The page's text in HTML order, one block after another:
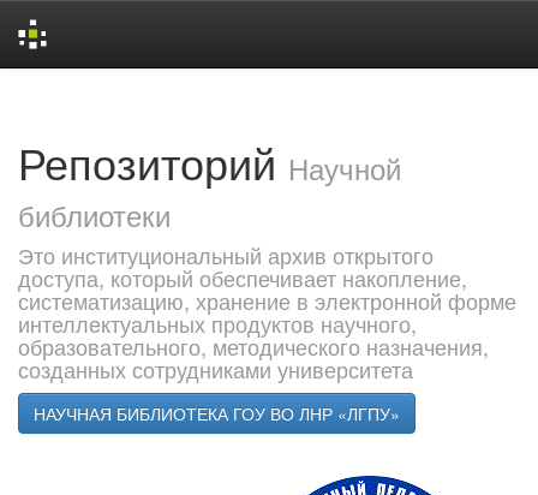
Репозиторий Научной
библиотеки
Это институциональный архив открытого
доступа, который обеспечивает накопление,
систематизацию, хранение в электронной форме
интеллектуальных продуктов научного,
образовательного, методического назначения,
созданных сотрудниками университета
НАУЧНАЯ БИБЛИОТЕКА ГОУ ВО ЛНР «ЛГПУ»